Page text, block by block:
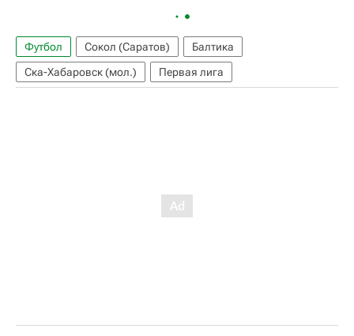
Футбол Сокол (Саратов)
Балтика
Ска-Хабаровск (мол.)
Первая лига